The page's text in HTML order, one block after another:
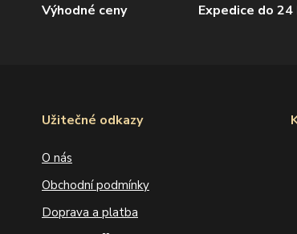
Výhodné ceny Expedice do 24
Užitečné odkazy
O nás
Obchodní podmínky
Doprava a platba